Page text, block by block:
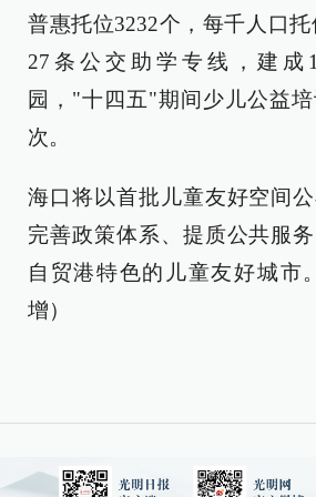
普惠托位3232个，每千人口
27条公交助学专线，建成
园，"十四五"期间少儿公益
次。
海口将以首批儿童友好空间
完善政策体系、提质公共服
自贸港特色的儿童友好城市
增）